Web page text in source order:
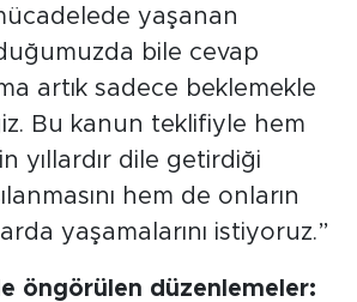
yaşanan
bile cevap
artık sadece beklemekle
Bu kanun teklifiyle hem
yıllardır dile getirdiği
hem de onların
yaşamalarını istiyoruz.”
öngörülen düzenlemeler: